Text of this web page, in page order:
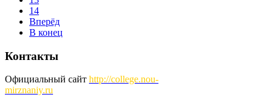
14
Вперёд
В конец
Контакты
Официальный сайт http://college.nou-
mirznaniy.ru